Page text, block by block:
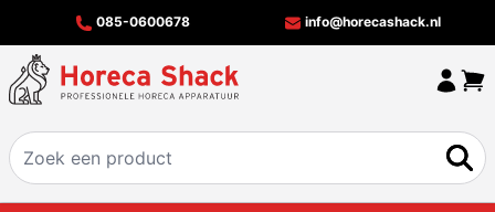
085-0600678 info@horecashack.nl